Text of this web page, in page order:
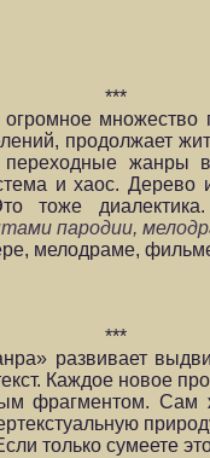
***
огромное
продолжает
жанры
и хаос. Дерево
тоже
пародии,
мелодраме,
***
развивает
Каждое новое
фрагментом. Сам
только сумеете